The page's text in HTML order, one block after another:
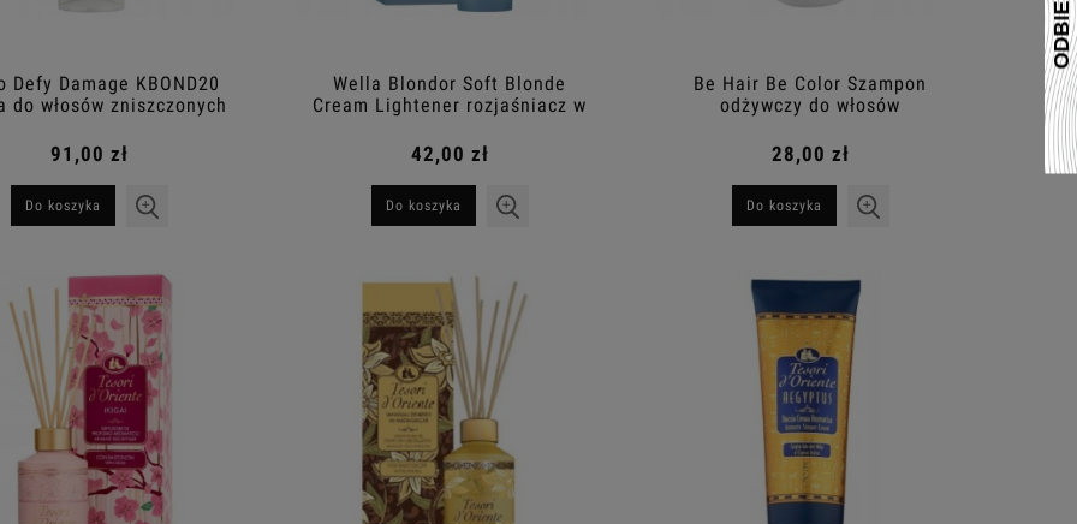
Defy Damage KBOND20
do włosów zniszczonych
91,00 zł
Do koszyka
Wella Blondor Soft Blonde
Cream Lightener rozjaśniacz w
42,00 zł
Do koszyka
Be Hair Be Color Szampon
odżywczy do włosów
28,00 zł
Do koszyka